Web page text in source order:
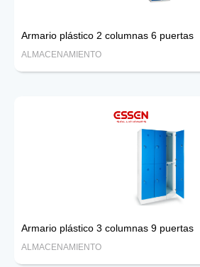
Armario plástico 2 columnas 6 puertas
ALMACENAMIENTO
Armario plástico 3 columnas 9 puertas
ALMACENAMIENTO